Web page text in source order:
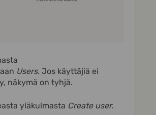
Users. Jos käyttäjiä ei
näkymä on tyhjä.
yläkulmasta Create user.